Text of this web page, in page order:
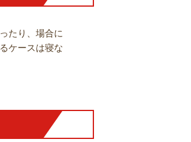
たり、場合に
ケースは寝な